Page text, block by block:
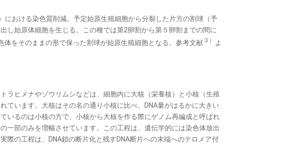
における染色質削減。予定始原生殖細胞から分裂した片方の割球（予
し始原体細胞を生じる。この種では第2卵割から第５卵割までの間に
をそのままの形で保った割球が始原生殖細胞となる。参考文献 ３）
よ
ラヒメナやゾウリムシなどは、細胞内に大核（栄養核）と小核（生殖
ています。大核はその名の通り小核に比べ、DNA量がはるかに大きい
いるのは小核の方で、小核から大核を作る際にゲノム再編成と呼ばれ
一部のみを増幅させています。この工程は、遺伝学的には染色体放出
際の工程は、DNA鎖の断片化と残すDNA断片への末端へのテロメア付